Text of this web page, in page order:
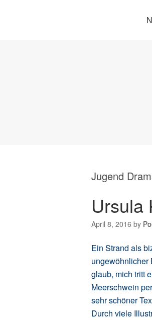
Jugend
Ursula
April 8, 2016 by
Ein Strand als
ungewöhnlicher
glaub, mich tritt
Meerschwein
sehr schöner
Durch viele